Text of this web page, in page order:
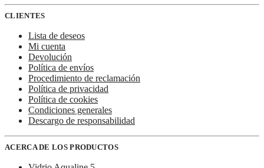
CLIENTES
Lista de deseos
Mi cuenta
Devolución
Política de envíos
Procedimiento de reclamación
Política de privacidad
Política de cookies
Condiciones generales
Descargo de responsabilidad
ACERCA DE LOS PRODUCTOS